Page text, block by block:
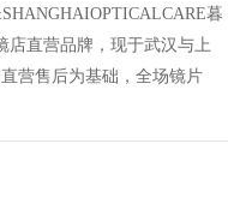
暮
直营品牌，现于武汉与上
营售后为基础，全场镜片